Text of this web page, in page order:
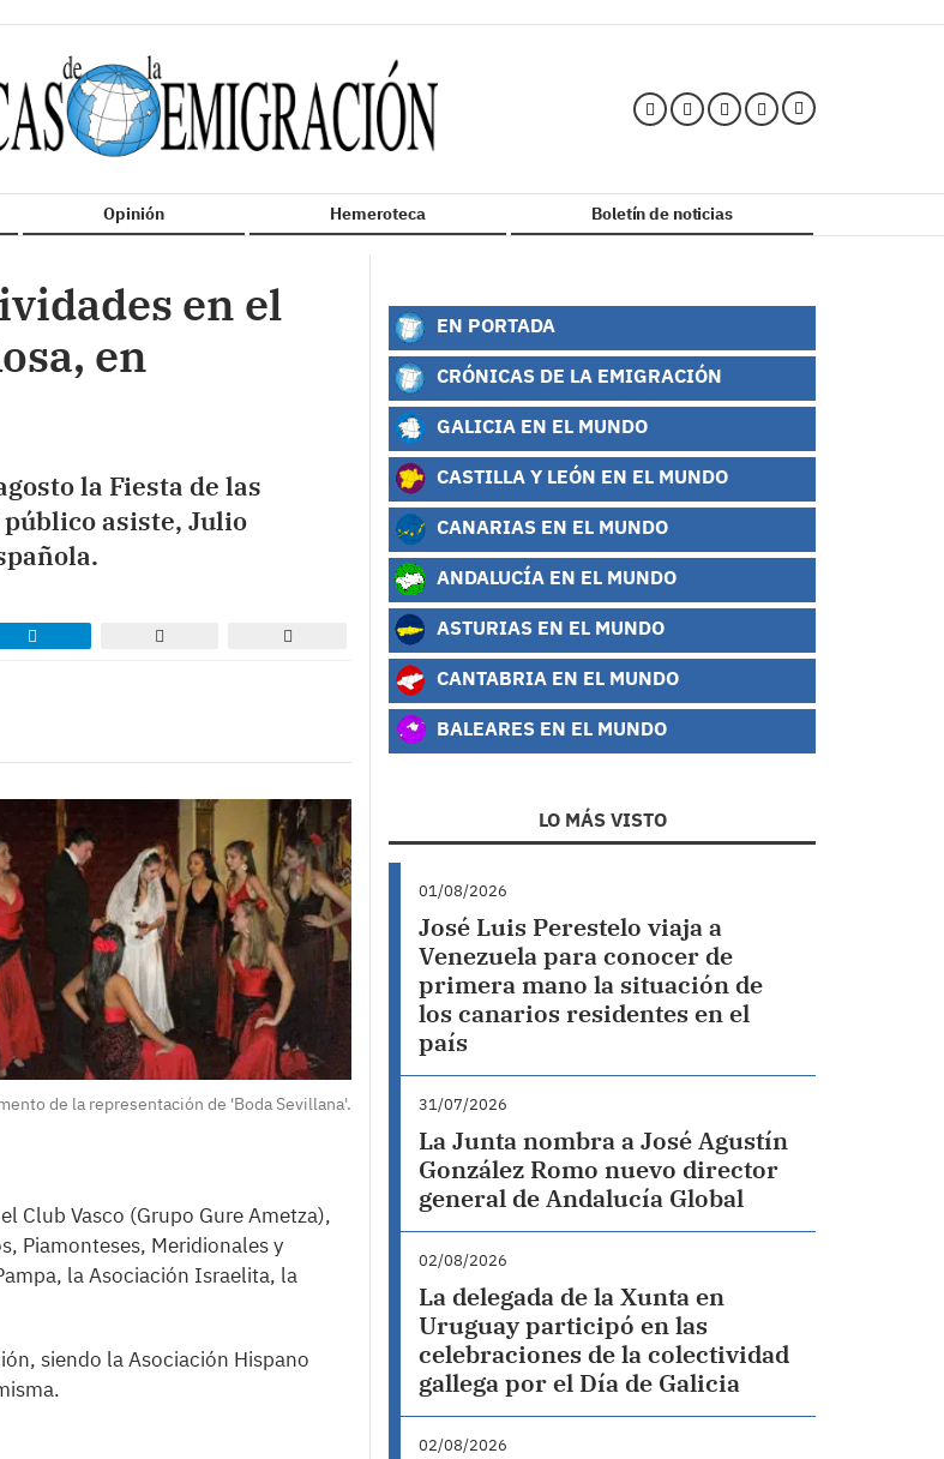
Opinión Hemeroteca Boletín de noticias
en el
en
la Fiesta de las
asiste, Julio
de la representación de 'Boda Sevillana'.
Club Vasco (Grupo Gure Ametza),
Piamonteses, Meridionales y
la Asociación Israelita, la
siendo la Asociación Hispano
EN PORTADA
CRÓNICAS DE LA EMIGRACIÓN
GALICIA EN EL MUNDO
CASTILLA Y LEÓN EN EL MUNDO
CANARIAS EN EL MUNDO
ANDALUCÍA EN EL MUNDO
ASTURIAS EN EL MUNDO
CANTABRIA EN EL MUNDO
BALEARES EN EL MUNDO
LO MÁS VISTO
01/08/2026
José Luis Perestelo viaja a
Venezuela para conocer de
primera mano la situación de
los canarios residentes en el
país
31/07/2026
La Junta nombra a José Agustín
González Romo nuevo director
general de Andalucía Global
02/08/2026
La delegada de la Xunta en
Uruguay participó en las
celebraciones de la colectividad
gallega por el Día de Galicia
02/08/2026